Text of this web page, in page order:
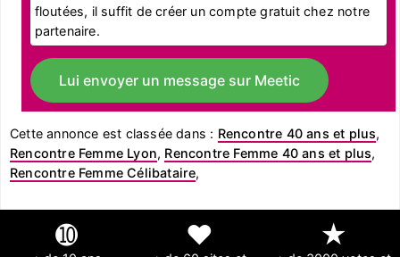
floutées, il suffit de créer un compte gratuit chez notre
partenaire.
Lui envoyer un message sur Meetic
Cette annonce est classée dans : Rencontre 40 ans et plus,
Rencontre Femme Lyon, Rencontre Femme 40 ans et plus,
Rencontre Femme Célibataire,
➓ ❤ ★